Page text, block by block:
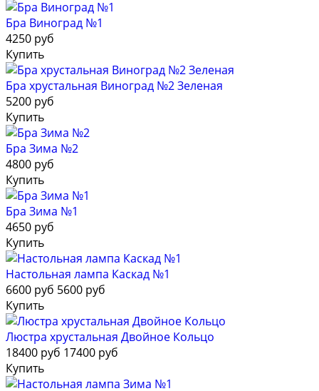
Бра Виноград №1
4250 руб
Купить
Бра хрустальная Виноград №2 Зеленая
5200 руб
Купить
Бра Зима №2
4800 руб
Купить
Бра Зима №1
4650 руб
Купить
Настольная лампа Каскад №1
6600 руб 5600 руб
Купить
Люстра хрустальная Двойное Кольцо
18400 руб 17400 руб
Купить